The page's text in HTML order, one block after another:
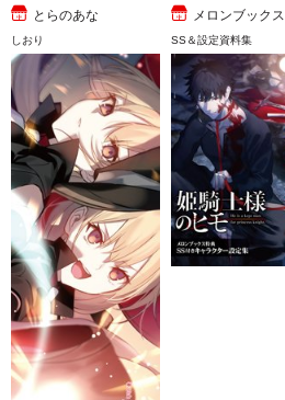
とらのあな
しおり
メロンブックス
SS＆設定資料集